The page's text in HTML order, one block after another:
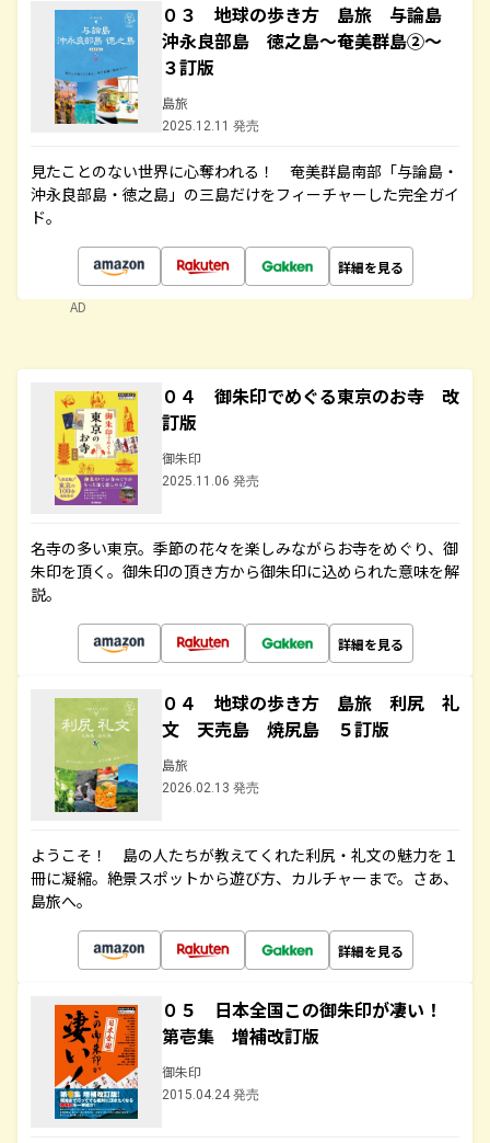
０３ 地球の歩き方 島旅 与論島
沖永良部島 徳之島～奄美群島②～
３訂版
島旅
2025.12.11 発売
見たことのない世界に心奪われる！ 奄美群島南部「与論島・
沖永良部島・徳之島」の三島だけをフィーチャーした完全ガイ
ド。
詳細を見る
AD
０４ 御朱印でめぐる東京のお寺 改
訂版
御朱印
2025.11.06 発売
名寺の多い東京。季節の花々を楽しみながらお寺をめぐり、御
朱印を頂く。御朱印の頂き方から御朱印に込められた意味を解
説。
詳細を見る
０４ 地球の歩き方 島旅 利尻 礼
文 天売島 焼尻島 ５訂版
島旅
2026.02.13 発売
ようこそ！ 島の人たちが教えてくれた利尻・礼文の魅力を１
冊に凝縮。絶景スポットから遊び方、カルチャーまで。さあ、
島旅へ。
詳細を見る
０５ 日本全国この御朱印が凄い！
第壱集 増補改訂版
御朱印
2015.04.24 発売